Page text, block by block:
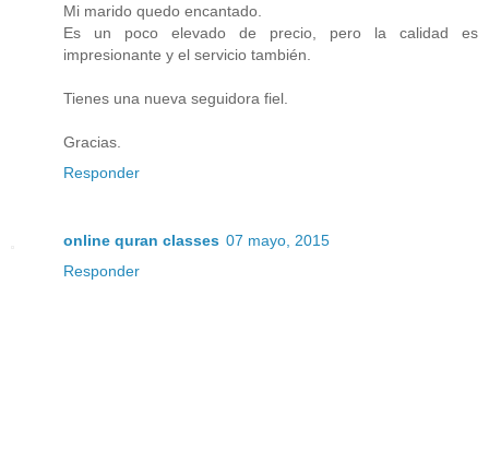
Mi marido quedo encantado.
Es un poco elevado de precio, pero la calidad es
impresionante y el servicio también.
Tienes una nueva seguidora fiel.
Gracias.
Responder
online quran classes 07 mayo, 2015
Responder